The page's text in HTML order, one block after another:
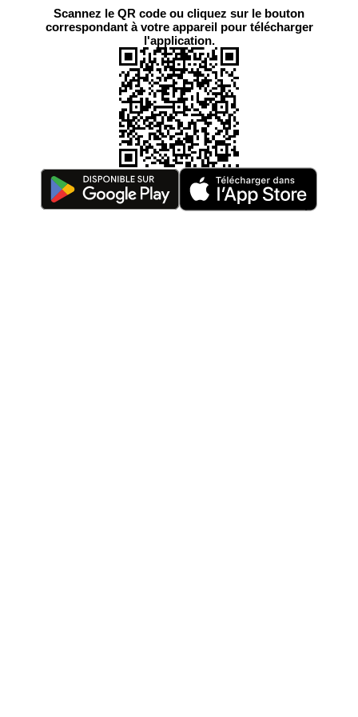
Scannez le QR code ou cliquez sur le bouton
correspondant à votre appareil pour télécharger
l'application.